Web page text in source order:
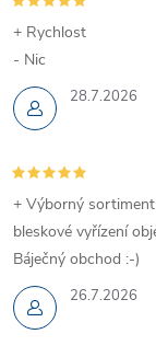
28.7.2026
+ Rychlost
- Nic
26.7.2026
+ Výborný sortiment
bleskové vyřízení
Báječný obchod :-)